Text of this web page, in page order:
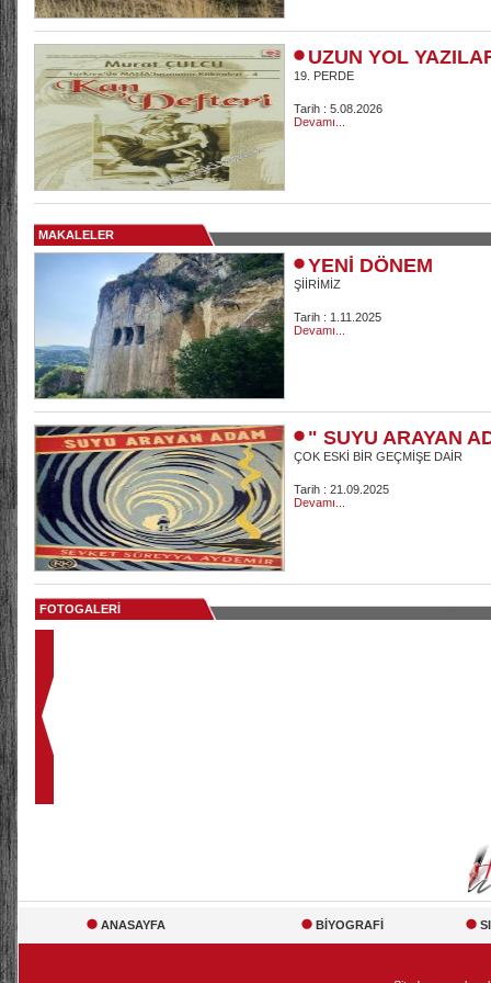
UZUN YOL
19. PERDE
Tarih : 5.08.2026
Devamı...
MAKALELER
YENİ DÖNEM
ŞİİRİMİZ
Tarih : 1.11.2025
Devamı...
" SUYU ARAYAN
ÇOK ESKİ BİR GEÇMİŞE DAİR
Tarih : 21.09.2025
Devamı...
FOTOGALERİ
ANASAYFA BİYOGRAFİ